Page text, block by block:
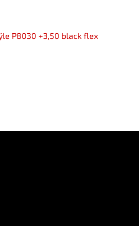
P8030 +3,50 black flex